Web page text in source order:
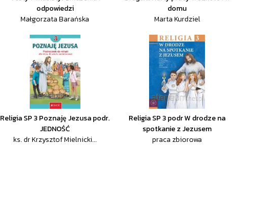
odpowiedzi
Małgorzata Barańska
domu
Marta Kurdziel
Religia SP 3 Poznaję Jezusa podr.
JEDNOŚĆ
ks. dr Krzysztof Mielnicki...
Religia SP 3 podr W drodze na
spotkanie z Jezusem
praca zbiorowa